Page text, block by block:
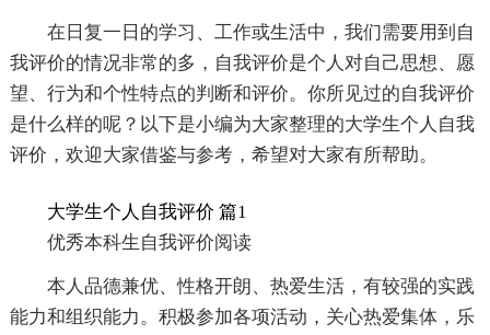
在日复一日的学习、工作或生活中，我们需要用到自
我评价的情况非常的多，自我评价是个人对自己思想、愿
望、行为和个性特点的判断和评价。你所见过的自我评价
是什么样的呢？以下是小编为大家整理的大学生个人自我
评价，欢迎大家借鉴与参考，希望对大家有所帮助。
大学生个人自我评价 篇1
优秀本科生自我评价阅读
本人品德兼优、性格开朗、热爱生活，有较强的实践
能力和组织能力。积极参加各项活动，关心热爱集体，乐